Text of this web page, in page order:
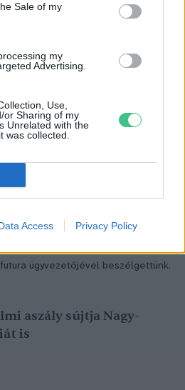
Sale of my
my
Advertising.
Use,
or Sharing of my
Unrelated with the
was collected.
Access Privacy Policy
ügyvezetőjével beszélgettünk.
aszály sújtja Nagy-
is